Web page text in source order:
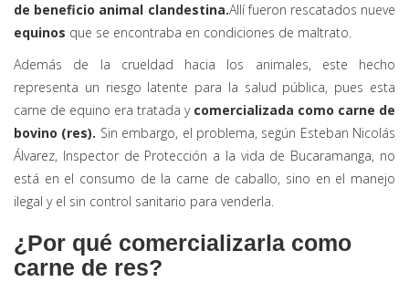
de beneficio animal clandestina.Allí fueron rescatados nueve
equinos que se encontraba en condiciones de maltrato.
Además de la crueldad hacia los animales, este hecho
representa un riesgo latente para la salud pública, pues esta
carne de equino era tratada y comercializada como carne de
bovino (res). Sin embargo, el problema, según Esteban Nicolás
Álvarez, Inspector de Protección a la vida de Bucaramanga, no
está en el consumo de la carne de caballo, sino en el manejo
ilegal y el sin control sanitario para venderla.
¿Por qué comercializarla como
carne de res?